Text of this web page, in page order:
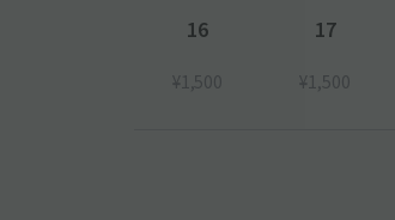
16
¥1,500
17
¥1,500